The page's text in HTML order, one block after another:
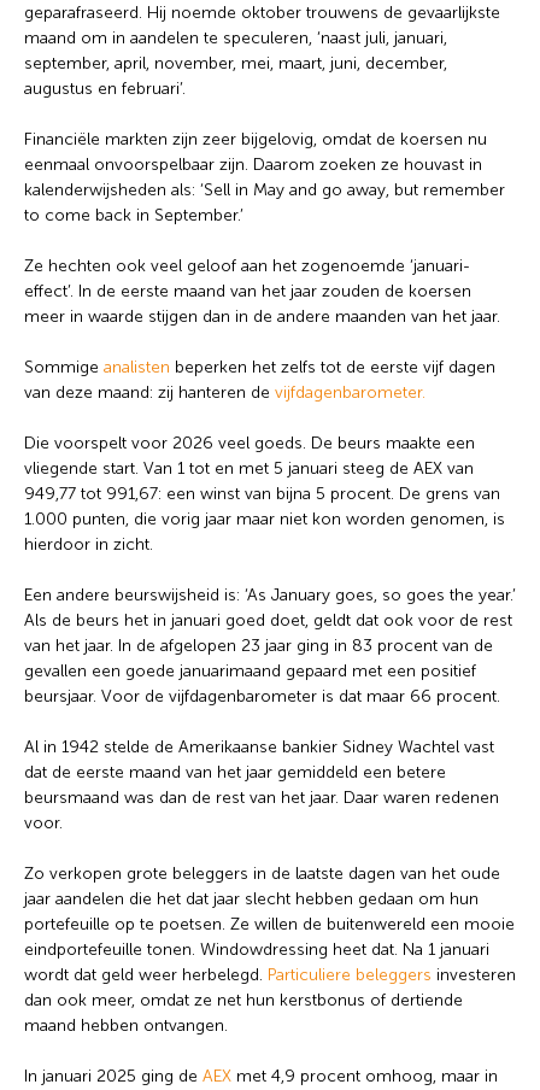
geparafraseerd. Hij noemde oktober trouwens de gevaarlijkste
maand om in aandelen te speculeren, ‘naast juli, januari,
september, april, november, mei, maart, juni, december,
augustus en februari’.
Financiële markten zijn zeer bijgelovig, omdat de koersen nu
eenmaal onvoorspelbaar zijn. Daarom zoeken ze houvast in
kalenderwijsheden als: ‘Sell in May and go away, but remember
to come back in September.’
Ze hechten ook veel geloof aan het zogenoemde ‘januari-
effect’. In de eerste maand van het jaar zouden de koersen
meer in waarde stijgen dan in de andere maanden van het jaar.
Sommige analisten beperken het zelfs tot de eerste vijf dagen
van deze maand: zij hanteren de vijfdagenbarometer.
Die voorspelt voor 2026 veel goeds. De beurs maakte een
vliegende start. Van 1 tot en met 5 januari steeg de AEX van
949,77 tot 991,67: een winst van bijna 5 procent. De grens van
1.000 punten, die vorig jaar maar niet kon worden genomen, is
hierdoor in zicht.
Een andere beurswijsheid is: ‘As January goes, so goes the year.’
Als de beurs het in januari goed doet, geldt dat ook voor de rest
van het jaar. In de afgelopen 23 jaar ging in 83 procent van de
gevallen een goede januarimaand gepaard met een positief
beursjaar. Voor de vijfdagenbarometer is dat maar 66 procent.
Al in 1942 stelde de Amerikaanse bankier Sidney Wachtel vast
dat de eerste maand van het jaar gemiddeld een betere
beursmaand was dan de rest van het jaar. Daar waren redenen
voor.
Zo verkopen grote beleggers in de laatste dagen van het oude
jaar aandelen die het dat jaar slecht hebben gedaan om hun
portefeuille op te poetsen. Ze willen de buitenwereld een mooie
eindportefeuille tonen. Windowdressing heet dat. Na 1 januari
wordt dat geld weer herbelegd. Particuliere beleggers investeren
dan ook meer, omdat ze net hun kerstbonus of dertiende
maand hebben ontvangen.
In januari 2025 ging de AEX met 4,9 procent omhoog, maar in
Wat wil je opzoeken?
Wil je graag de betekenis van een beleggingsterm
beantwoord wilt hebben? We helpen je graag een
handje.
naar: